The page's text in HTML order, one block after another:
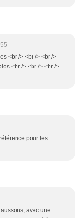
<br /> <br /> <br />
<br /> <br /> <br />
pour les
avec une